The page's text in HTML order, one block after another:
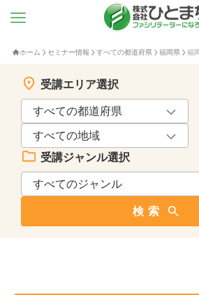
ホーム セミナー情報 すべての都道府県 福岡県 福
受講エリア選択
受講ジャンル選択
検索